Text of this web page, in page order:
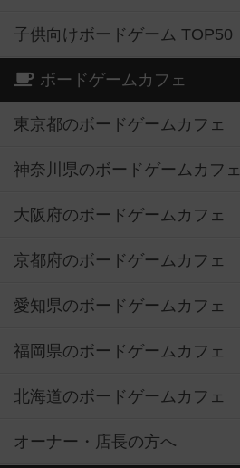
子供向けボードゲーム TOP50
ボードゲームカフェ
東京都のボードゲームカフェ
神奈川県のボードゲームカフェ
大阪府のボードゲームカフェ
京都府のボードゲームカフェ
愛知県のボードゲームカフェ
福岡県のボードゲームカフェ
北海道のボードゲームカフェ
オーナー・店長の方へ